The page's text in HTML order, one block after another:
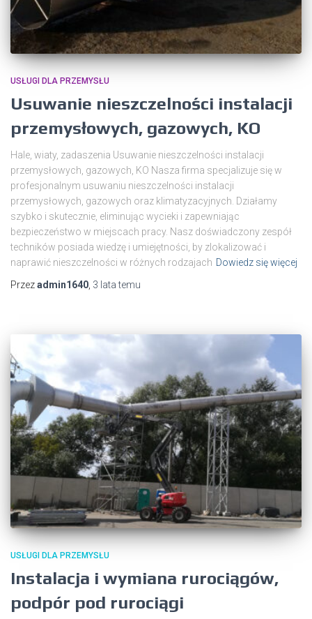
USŁUGI DLA PRZEMYSŁU
Usuwanie nieszczelności instalacji
przemysłowych, gazowych, KO
Hale, wiaty, zadaszenia Usuwanie nieszczelności instalacji
przemysłowych, gazowych, KO Nasza firma specjalizuje się w
profesjonalnym usuwaniu nieszczelności instalacji
przemysłowych, gazowych oraz klimatyzacyjnych. Działamy
szybko i skutecznie, eliminując wycieki i zapewniając
bezpieczeństwo w miejscach pracy. Nasz doświadczony zespół
techników posiada wiedzę i umiejętności, by zlokalizować i
naprawić nieszczelności w różnych rodzajach Dowiedz się więcej
Przezadmin1640 3 latatemu
USŁUGI DLA PRZEMYSŁU
Instalacja i wymiana rurociągów,
podpór pod rurociągi